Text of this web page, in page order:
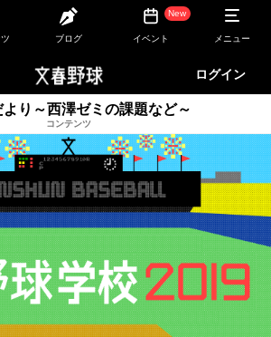
ブログ
New
イベント メニュー
ログイン
り～西澤ゼミの課題など～
コンテンツ